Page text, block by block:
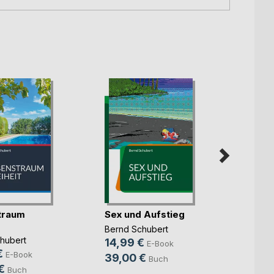
E-Book
Buch
Sex und Aufstieg
Bernd Schubert
14,99 € E-Book
39,00 € Buch